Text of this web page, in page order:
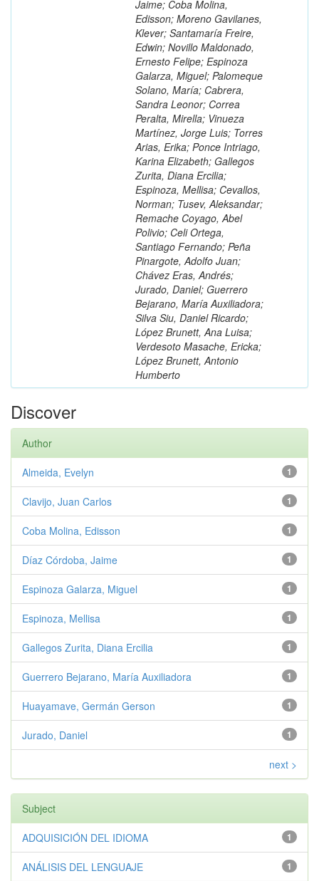
Jaime; Coba Molina,
Edisson; Moreno Gavilanes,
Klever; Santamaría Freire,
Edwin; Novillo Maldonado,
Ernesto Felipe; Espinoza
Galarza, Miguel; Palomeque
Solano, María; Cabrera,
Sandra Leonor; Correa
Peralta, Mirella; Vinueza
Martínez, Jorge Luis; Torres
Arias, Erika; Ponce Intriago,
Karina Elizabeth; Gallegos
Zurita, Diana Ercilia;
Espinoza, Mellisa; Cevallos,
Norman; Tusev, Aleksandar;
Remache Coyago, Abel
Polivio; Celi Ortega,
Santiago Fernando; Peña
Pinargote, Adolfo Juan;
Chávez Eras, Andrés;
Jurado, Daniel; Guerrero
Bejarano, María Auxiliadora;
Silva Siu, Daniel Ricardo;
López Brunett, Ana Luisa;
Verdesoto Masache, Ericka;
López Brunett, Antonio
Humberto
Discover
Author
1
Almeida, Evelyn
1
Clavijo, Juan Carlos
1
Coba Molina, Edisson
1
Díaz Córdoba, Jaime
1
Espinoza Galarza, Miguel
1
Espinoza, Mellisa
1
Gallegos Zurita, Diana Ercilia
1
Guerrero Bejarano, María Auxiliadora
1
Huayamave, Germán Gerson
1
Jurado, Daniel
next >
Subject
1
ADQUISICIÓN DEL IDIOMA
1
ANÁLISIS DEL LENGUAJE